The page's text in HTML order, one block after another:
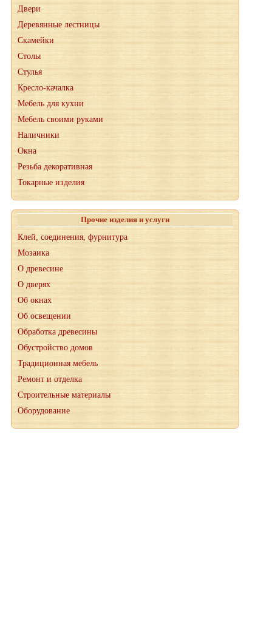
Двери
Деревянные лестницы
Скамейки
Столы
Стулья
Кресло-качалка
Мебель для кухни
Мебель своими руками
Наличники
Окна
Резьба декоративная
Токарные изделия
Прочие изделия и услуги
Клей, соединения, фурнитура
Мозаика
О древесине
О дверях
Об окнах
Об освещении
Обработка древесины
Обустройство домов
Традиционная мебель
Ремонт и отделка
Строительные материалы
Оборудование